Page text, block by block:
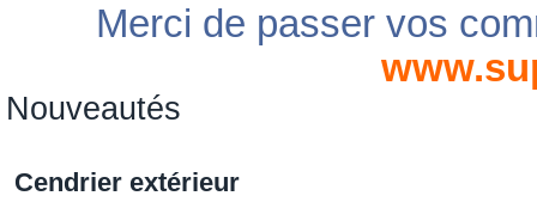
Merci de passer vos
Nouveautés
Cendrier extérieur